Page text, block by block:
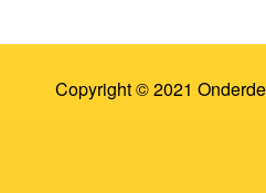
Copyright © 2021